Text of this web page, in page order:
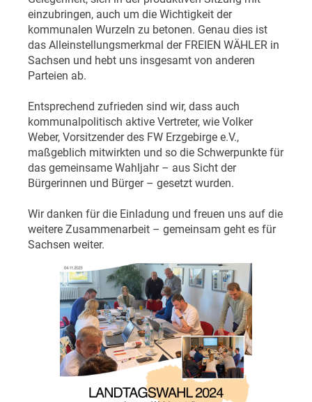
einzubringen, auch um die Wichtigkeit der
kommunalen Wurzeln zu betonen. Genau dies ist
das Alleinstellungsmerkmal der FREIEN WÄHLER in
Sachsen und hebt uns insgesamt von anderen
Parteien ab.
Entsprechend zufrieden sind wir, dass auch
kommunalpolitisch aktive Vertreter, wie Volker
Weber, Vorsitzender des FW Erzgebirge e.V.,
maßgeblich mitwirkten und so die Schwerpunkte für
das gemeinsame Wahljahr – aus Sicht der
Bürgerinnen und Bürger – gesetzt wurden.
Wir danken für die Einladung und freuen uns auf die
weitere Zusammenarbeit – gemeinsam geht es für
Sachsen weiter.